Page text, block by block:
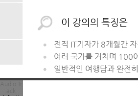
이 강의의 특징은
전직 IT기자가 8개월간
여러 국가를 거치며 100
일반적인 여행담과 완전